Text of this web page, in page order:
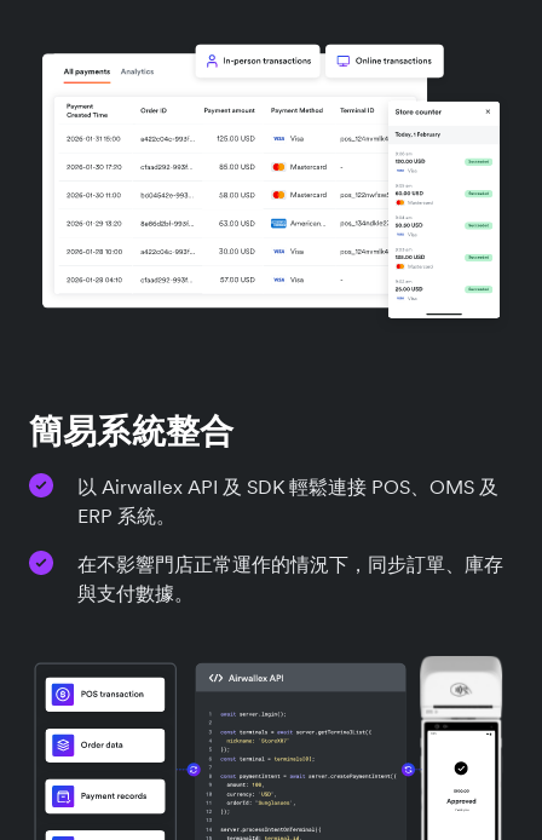
簡易系統整合
以 Airwallex API 及 SDK 輕鬆連接 POS、OMS 及
ERP 系統。
在不影響門店正常運作的情況下，同步訂單、庫存
與支付數據。